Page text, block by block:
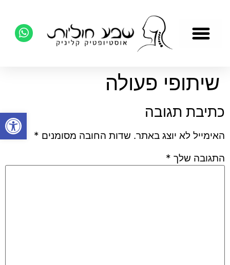
פתח
שיתופי פעולה
כתיבת תגובה
האימייל לא יוצג באתר. שדות החובה מסומנים *
התגובה שלך *